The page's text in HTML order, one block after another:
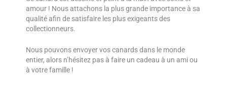
amour ! Nous attachons la plus grande importance à sa
qualité afin de satisfaire les plus exigeants des
collectionneurs.
Nous pouvons envoyer vos canards dans le monde
entier, alors n’hésitez pas à faire un cadeau à un ami ou
à votre famille !